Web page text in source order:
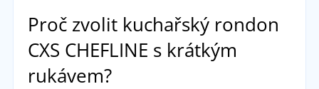
Proč zvolit kuchařský rondon
CXS CHEFLINE s krátkým
rukávem?